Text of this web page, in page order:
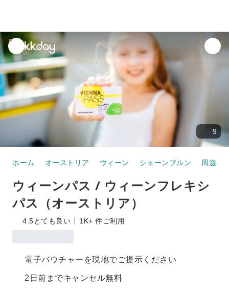
unread
notifications
9
ホーム オーストリア ウィーン シェーンブルン 周遊パ
ウィーンパス / ウィーンフレキシ
パス（オーストリア）
4.5とても良い 1K+ 件ご利用
電子バウチャーを現地でご提示ください
2日前までキャンセル無料